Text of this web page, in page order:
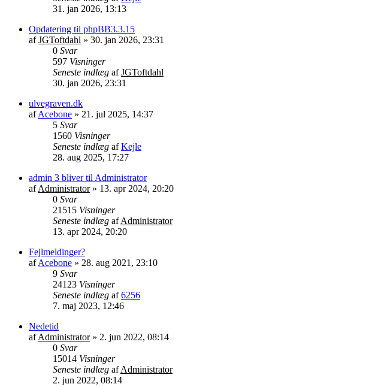
31. jan 2026, 13:13
Opdatering til phpBB3.3.15
afJGToftdahl » 30. jan 2026, 23:31
0 Svar
597 Visninger
Seneste indlæg afJGToftdahl
30. jan 2026, 23:31
ulvegraven.dk
afAcebone » 21. jul 2025, 14:37
5 Svar
1560 Visninger
Seneste indlæg afKejle
28. aug 2025, 17:27
admin 3 bliver til Administrator
afAdministrator» 13. apr 2024, 20:20
0 Svar
21515 Visninger
Seneste indlæg afAdministrator
13. apr 2024, 20:20
Fejlmeldinger?
afAcebone » 28. aug 2021, 23:10
9 Svar
24123 Visninger
Seneste indlæg af6256
7. maj 2023, 12:46
Nedetid
afAdministrator» 2. jun 2022, 08:14
0 Svar
15014 Visninger
Seneste indlæg afAdministrator
2. jun 2022, 08:14